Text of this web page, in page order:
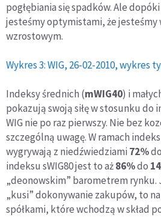
pogłębiania się spadków. Ale
jesteśmy optymistami, że jesteśmy
wzrostowym.
Wykres 3: WIG, 26-02-2010, wykres
Indeksy średnich (mWIG40) i
pokazują swoją siłę w stosunku do
WIG nie po raz pierwszy. Nie bez
szczególną uwagę. W ramach
wygrywają z niedźwiedziami 72%do
indeksu sWIG80 jest to aż86%do 14
„deonowskim” barometrem
„kusi” dokonywanie zakupów, to
spółkami, które wchodzą w skład